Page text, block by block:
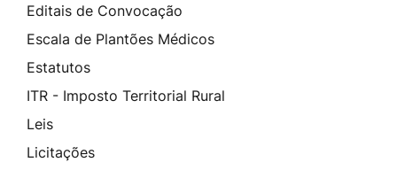
Editais de Convocação
Escala de Plantões Médicos
Estatutos
ITR - Imposto Territorial Rural
Leis
Licitações